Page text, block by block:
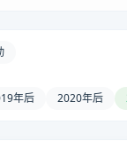
年后 2020年后